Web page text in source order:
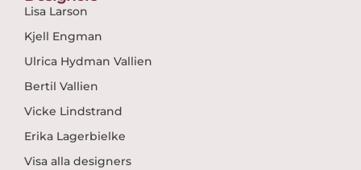
Lisa Larson
Kjell Engman
Ulrica Hydman Vallien
Bertil Vallien
Vicke Lindstrand
Erika Lagerbielke
Visa alla designers